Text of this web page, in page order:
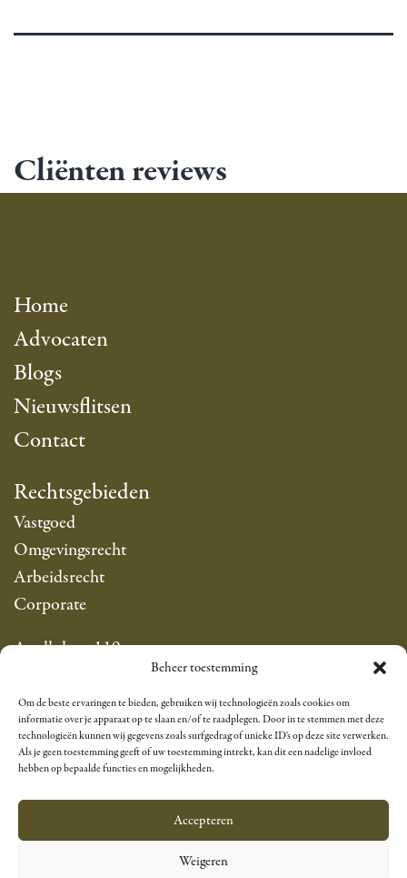
Beheer toestemming
Om de beste ervaringen te bieden, gebruiken wij technologieën zoals cookies om
informatie over je apparaat op te slaan en/of te raadplegen. Door in te stemmen met deze
technologieën kunnen wij gegevens zoals surfgedrag of unieke ID's op deze site verwerken.
Als je geen toestemming geeft of uw toestemming intrekt, kan dit een nadelige invloed
hebben op bepaalde functies en mogelijkheden.
Accepteren
Weigeren
Cliënten reviews
Home
Advocaten
Blogs
Nieuwsflitsen
Contact
Rechtsgebieden
Vastgoed
Omgevingsrecht
Arbeidsrecht
Corporate
Apollolaan 119
1077 AP Amsterdam
info@sarfatyadvocaten.nl
T +31 20 305 8383
Linkedin
Algemene voorwaarden